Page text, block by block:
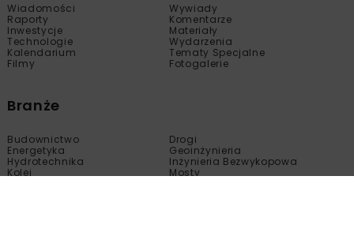
Wiadomości
Wywiady
Raporty
Komentarze
Inwestycje
Materiały
Technologie
Wydarzenia
Kalendarium
Tematy Specjalne
Filmy
Fotogalerie
Branże
Budownictwo
Drogi
Energetyka
Geoinżynieria
Hydrotechnika
Inżynieria Bezwykopowa
Kolej
Mosty